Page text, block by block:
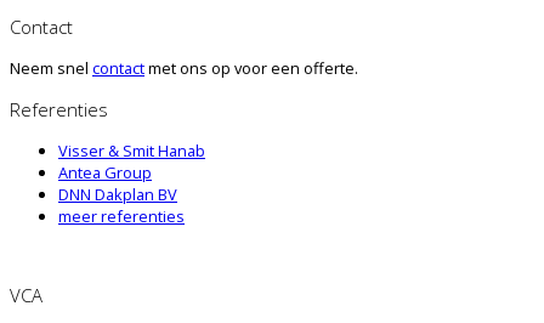
Contact
Neem snel contactmet ons op voor een offerte.
Referenties
Visser & Smit Hanab
Antea Group
DNN Dakplan BV
meer referenties
VCA